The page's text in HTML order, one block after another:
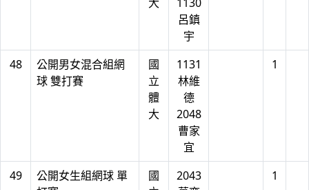
呂鎮
宇
48
公開男女混合組網
球 雙打賽
國
立
體
大
1131
林維
德
2048
曹家
宜
1
49
公開女生組網球 單
國
2043
1